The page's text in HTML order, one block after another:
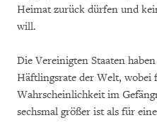
Heimat zurück dürfen und
will.
Die Vereinigten Staaten
Häftlingsrate der Welt, wobei
Wahrscheinlichkeit im
sechsmal größer ist als für